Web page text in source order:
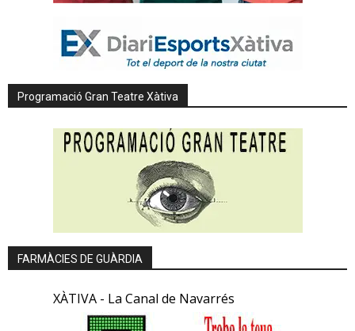
Programació Gran Teatre Xàtiva
FARMÀCIES DE GUÀRDIA
XÀTIVA - La Canal de Navarrés